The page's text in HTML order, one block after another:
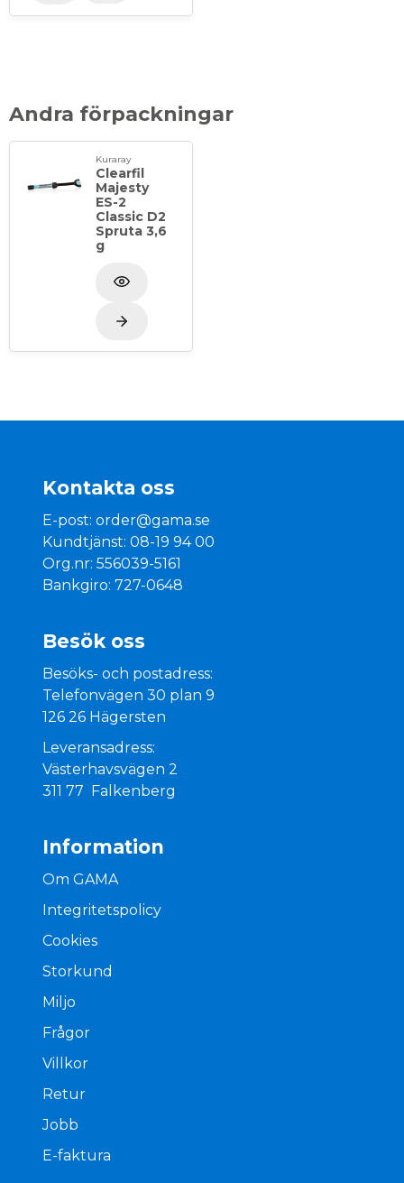
Andra förpackningar
Kuraray
Clearfil
Majesty
ES-2
Classic D2
Spruta 3,6
g
Kontakta oss
E-post:order@gama.se
Kundtjänst: 08-19 94 00
Org.nr: 556039-5161
Bankgiro: 727-0648
Besök oss
Besöks- och postadress:
Telefonvägen 30 plan 9
126 26 Hägersten
Leveransadress:
Västerhavsvägen 2
311 77 Falkenberg
Information
Om GAMA
Integritetspolicy
Cookies
Storkund
Miljo
Frågor
Villkor
Retur
Jobb
E-faktura